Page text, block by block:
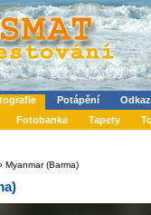
Potápění
Fotobanka Tapety
Myanmar (Barma)